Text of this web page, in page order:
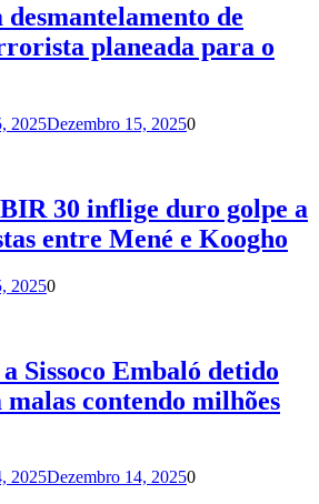
de
planeada para o
2025Dezembro 15, 20250
30 inflige duro golpe a
entre Mené e Koogho
20250
Sissoco Embaló detido
contendo milhões
2025Dezembro 14, 20250